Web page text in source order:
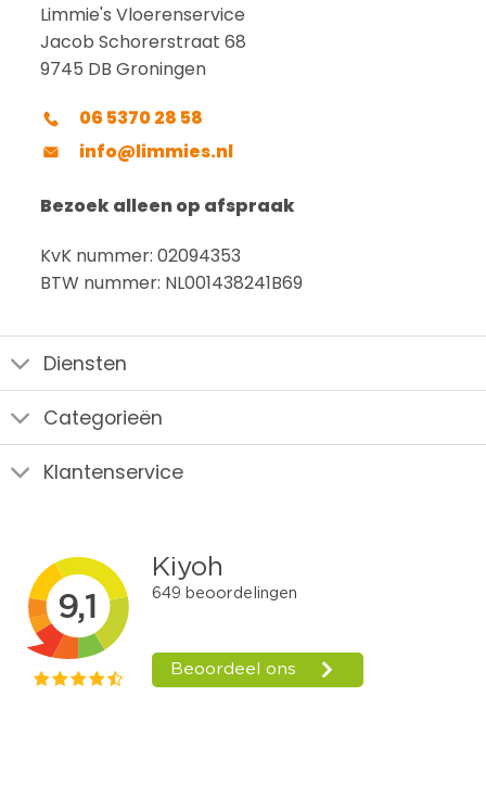
Limmie's Vloerenservice
Jacob Schorerstraat 68
9745 DB Groningen
06 5370 28 58
info@limmies.nl
Bezoek alleen op afspraak
KvK nummer: 02094353
BTW nummer: NL001438241B69
Diensten
Categorieën
Klantenservice